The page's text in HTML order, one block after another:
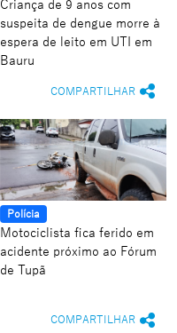
Criança de 9 anos com
suspeita de dengue morre à
espera de leito em UTI em
Bauru
COMPARTILHAR
Polícia
Motociclista fica ferido em
acidente próximo ao Fórum
de Tupã
COMPARTILHAR